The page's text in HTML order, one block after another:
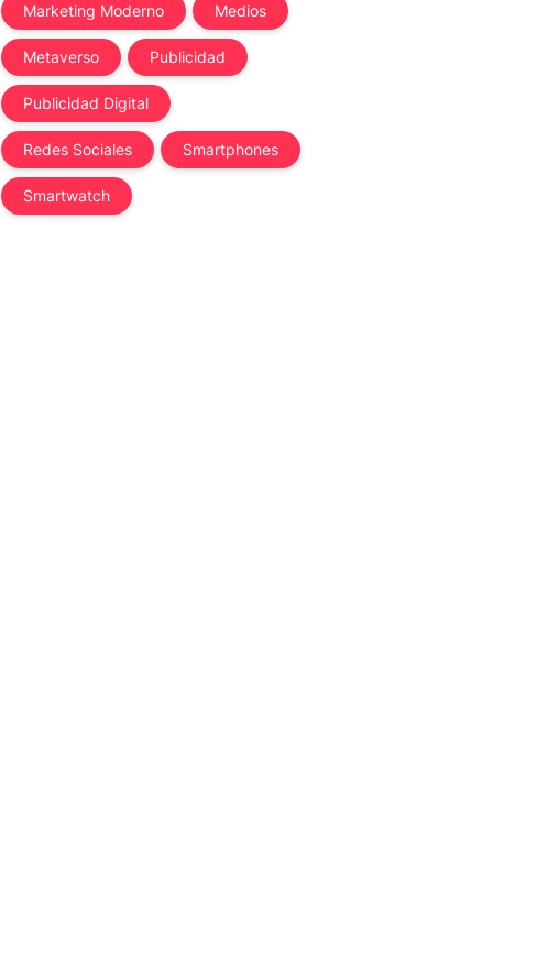
Marketing Moderno Medios
Metaverso Publicidad
Publicidad Digital
Redes Sociales Smartphones
Smartwatch